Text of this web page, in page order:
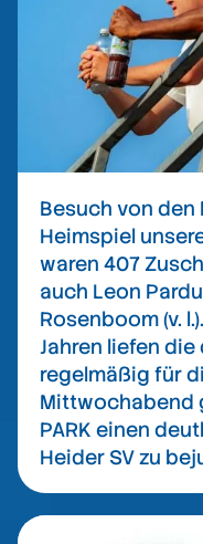
Besuch von den
Heimspiel
waren 407
auch Leon
Rosenboom (v.
Jahren liefen
regelmäßig für
Mittwochabend
PARK einen
Heider SV zu